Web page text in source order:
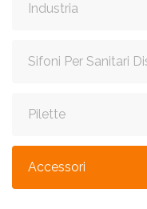
Industria
Sifoni Per Sanitari
Pilette
Accessori